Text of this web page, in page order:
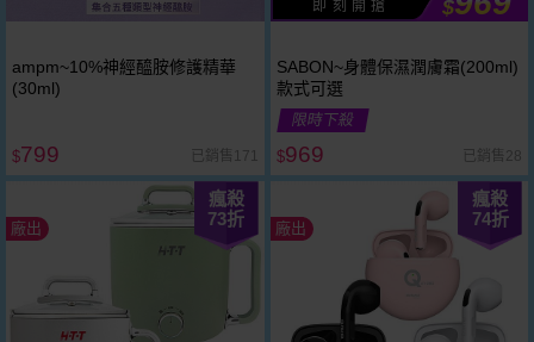
ampm~10%神經醯胺修護精華
(30ml)
$799 已銷售171
即 刻 開 搶 $
SABON~身體保濕潤膚霜(200ml)
款式可選
限時下殺
$969 已銷售28
廠出
瘋殺
73折 廠出
瘋殺
74折